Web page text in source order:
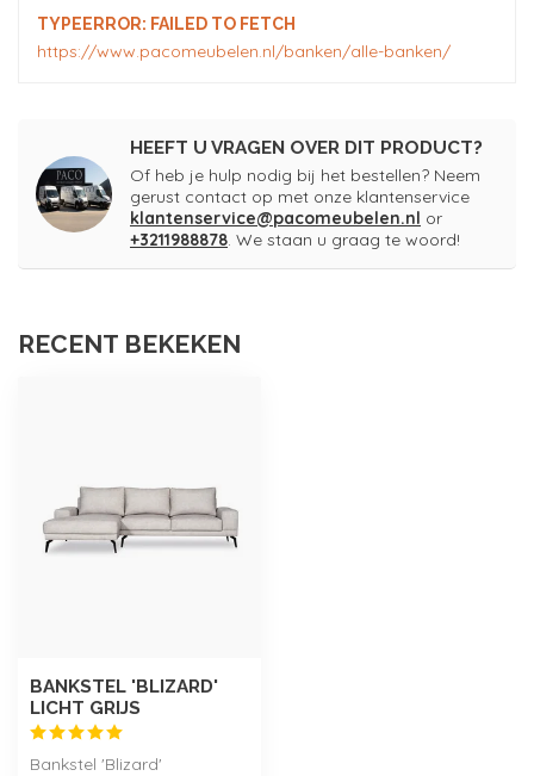
TYPEERROR: FAILED TO FETCH
https://www.pacomeubelen.nl/banken/alle-banken/
HEEFT U VRAGEN OVER DIT PRODUCT?
Of heb je hulp nodig bij het bestellen? Neem
gerust contact op met onze klantenservice
klantenservice@pacomeubelen.nl or
+3211988878. We staan u graag te woord!
RECENT BEKEKEN
BANKSTEL 'BLIZARD'
LICHT GRIJS
Bankstel 'Blizard'